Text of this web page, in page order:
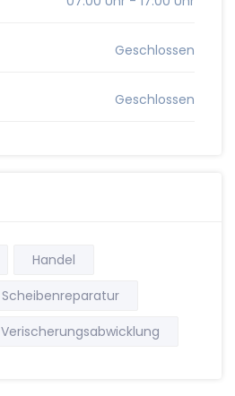
Geschlossen
Geschlossen
Handel
Scheibenreparatur
Verischerungsabwicklung